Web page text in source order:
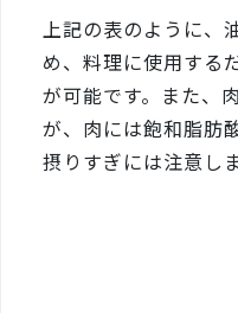
上記の表のように、
め、料理に使用する
が可能です。また、
が、肉には飽和脂肪
摂りすぎには注意し